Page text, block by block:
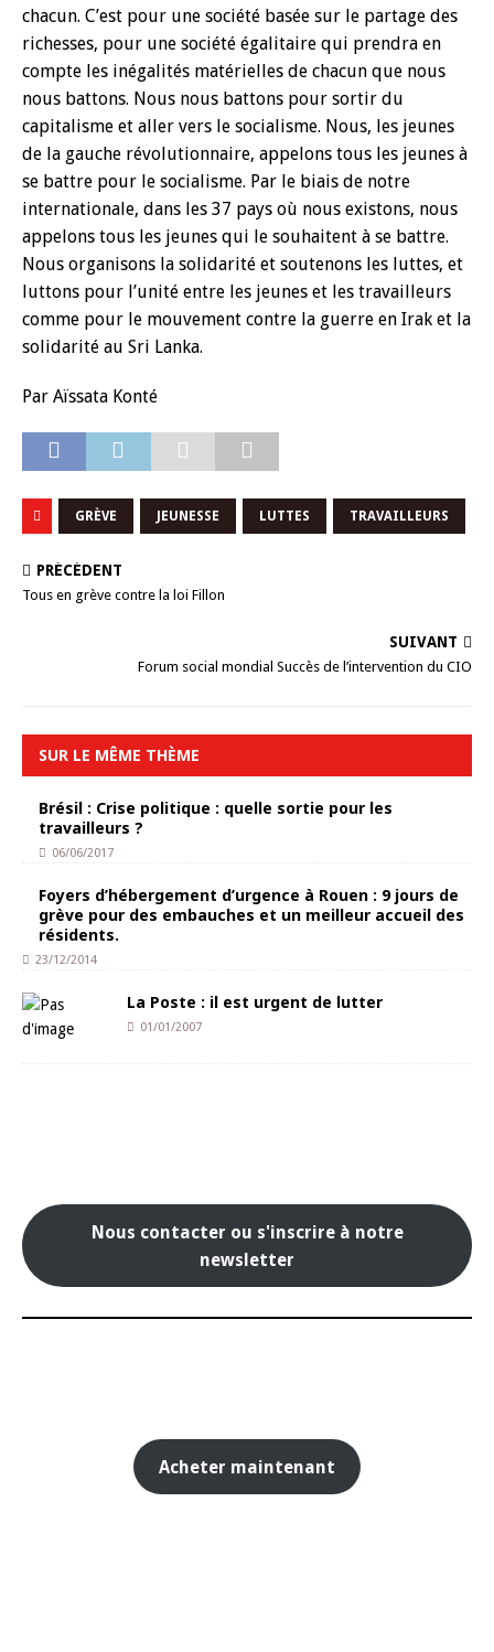
chacun. C’est pour une société basée sur le partage des
richesses, pour une société égalitaire qui prendra en
compte les inégalités matérielles de chacun que nous
nous battons. Nous nous battons pour sortir du
capitalisme et aller vers le socialisme. Nous, les jeunes
de la gauche révolutionnaire, appelons tous les jeunes à
se battre pour le socialisme. Par le biais de notre
internationale, dans les 37 pays où nous existons, nous
appelons tous les jeunes qui le souhaitent à se battre.
Nous organisons la solidarité et soutenons les luttes, et
luttons pour l’unité entre les jeunes et les travailleurs
comme pour le mouvement contre la guerre en Irak et la
solidarité au Sri Lanka.
Par Aïssata Konté
GRÈVE JEUNESSE LUTTES TRAVAILLEURS
PRÉCÉDENT
Tous en grève contre la loi Fillon
SUIVANT
Forum social mondial Succès de l’intervention du CIO
SUR LE MÊME THÈME
Brésil : Crise politique : quelle sortie pour les
travailleurs ?
06/06/2017
Foyers d’hébergement d’urgence à Rouen : 9 jours de
grève pour des embauches et un meilleur accueil des
résidents.
23/12/2014
La Poste : il est urgent de lutter
01/01/2007
Nous contacter ou s'inscrire à notre
newsletter
Acheter maintenant